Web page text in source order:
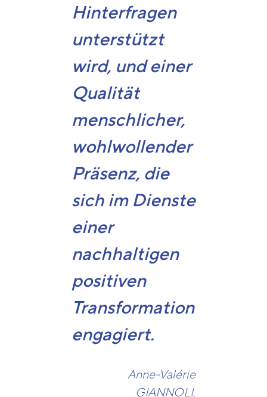
Hinterfragen
unterstützt
wird, und einer
Qualität
menschlicher,
wohlwollender
Präsenz, die
sich im Dienste
einer
nachhaltigen
positiven
Transformation
engagiert.
Anne-Valérie
GIANNOLI,